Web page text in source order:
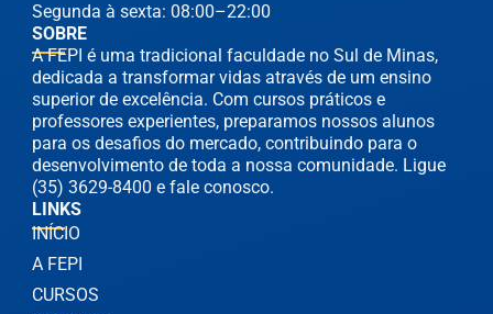
SOBRE
A FEPI é uma tradicional faculdade no Sul de Minas,
dedicada a transformar vidas através de um ensino
superior de excelência. Com cursos práticos e
professores experientes, preparamos nossos alunos
para os desafios do mercado, contribuindo para o
desenvolvimento de toda a nossa comunidade. Ligue
(35) 3629-8400 e fale conosco.
LINKS
INÍCIO
A FEPI
CURSOS
Segunda à sexta: 08:00–22:00